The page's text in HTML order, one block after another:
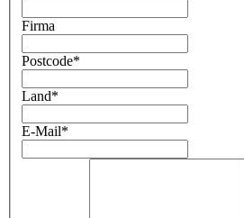
Firma
Postcode*
Land*
E-Mail*